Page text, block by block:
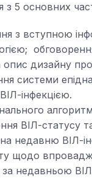
з 5 основних
з вступною
опис дизайну
системи
інфекцією.
ВІЛ-статусу
недавню ВІЛ-
щодо
за недавньою